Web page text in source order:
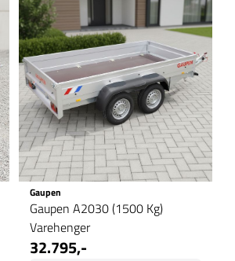
Gaupen
Gaupen A2030 (1500 Kg)
Varehenger
32.795,-